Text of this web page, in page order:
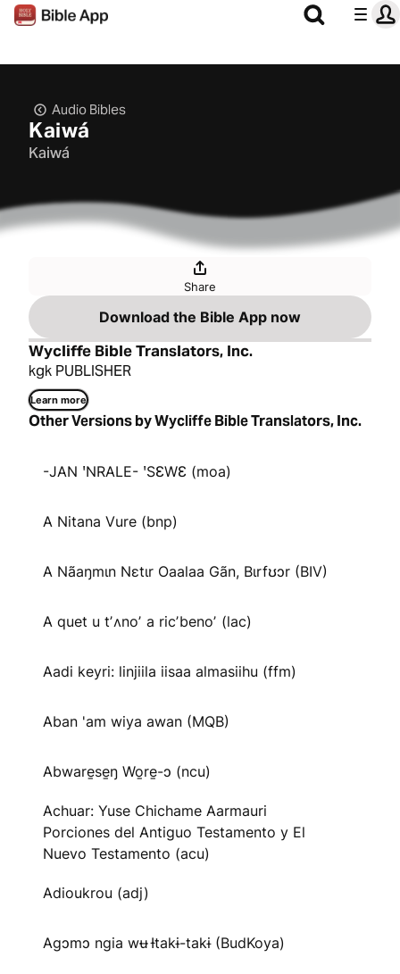
Audio Bibles
Kaiwá
Kaiwá
Share
Download the Bible App now
Wycliffe Bible Translators, Inc.
kgk PUBLISHER
Learn more
Other Versions by Wycliffe Bible Translators, Inc.
-JAN ꞌNRALE- ꞌSƐWƐ (moa)
A Nitana Vure (bnp)
A Nãaŋmɩn Nɛtɩr Oaalaa Gãn, Bɩrfʊɔr (BIV)
A quet u tʼʌnoʼ a ricʼbenoʼ (lac)
Aadi keyri: linjiila iisaa almasiihu (ffm)
Aban 'am wiya awan (MQB)
Abware̱se̱ŋ Wo̱re̱-ɔ (ncu)
Achuar: Yuse Chichame Aarmauri
Porciones del Antiguo Testamento y El
Nuevo Testamento (acu)
Adioukrou (adj)
Agɔmɔ ngia wʉ Ɨtakɨ-takɨ (BudKoya)